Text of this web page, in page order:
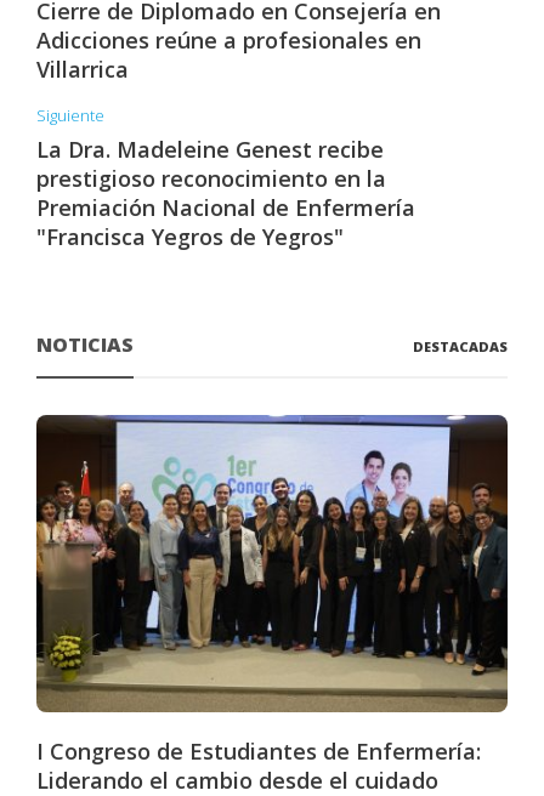
Cierre de Diplomado en Consejería en
Adicciones reúne a profesionales en
Villarrica
Siguiente
La Dra. Madeleine Genest recibe
prestigioso reconocimiento en la
Premiación Nacional de Enfermería
"Francisca Yegros de Yegros"
NOTICIAS DESTACADAS
I Congreso de Estudiantes de Enfermería:
Liderando el cambio desde el cuidado